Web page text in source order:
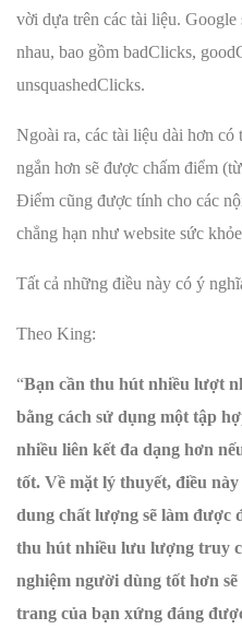
vời dựa trên các tài liệu.
nhau, bao gồm badClicks,
unsquashedClicks.
Ngoài ra, các tài liệu dài hơn
ngắn hơn sẽ được chấm điểm
Điểm cũng được tính cho các
chẳng hạn như website sức
Tất cả những điều này có ý
Theo King:
“Bạn cần thu hút nhiều lượt
bằng cách sử dụng một tập
nhiều liên kết đa dạng hơn
tốt. Về mặt lý thuyết, điều
dung chất lượng sẽ làm được
thu hút nhiều lưu lượng truy
nghiệm người dùng tốt hơn
trang của bạn xứng đáng